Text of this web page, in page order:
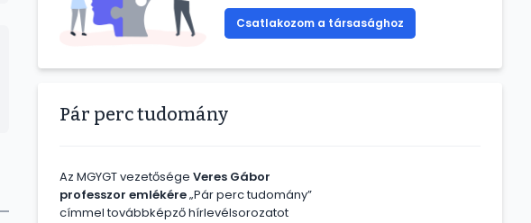
Csatlakozom a társasághoz
Pár perc tudomány
Az MGYGT vezetőségeVeres Gábor
professzor emlékére„Pár perc tudomány”
címmel továbbképző hírlevélsorozatot